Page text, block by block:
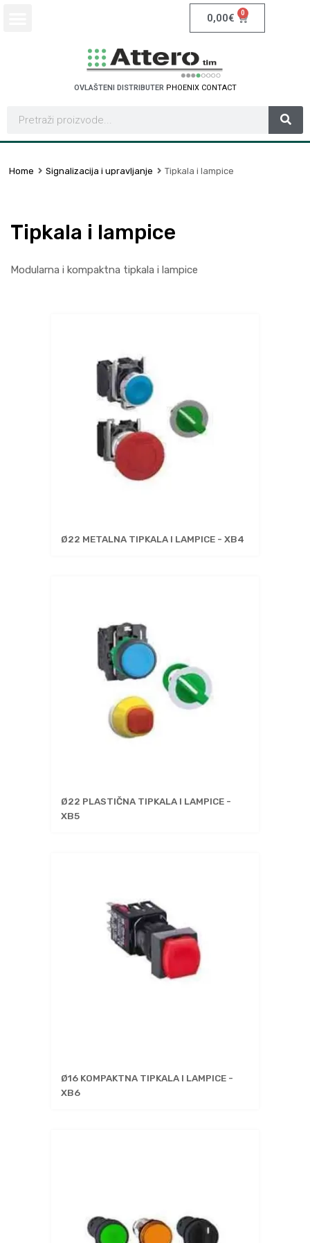
0,00€ 0
OVLAŠTENI DISTRIBUTER PHOENIX CONTACT
Home Signalizacija i upravljanje Tipkala i lampice
Tipkala i lampice
Modularna i kompaktna tipkala i lampice
Ø22 METALNA TIPKALA I LAMPICE - XB4
Ø22 PLASTIČNA TIPKALA I LAMPICE -
XB5
Ø16 KOMPAKTNA TIPKALA I LAMPICE -
XB6